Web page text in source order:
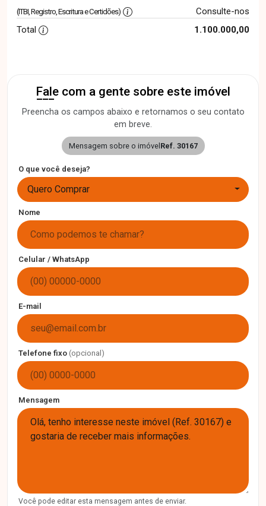
(ITBI, Registro, Escritura e Certidões)
Consulte-nos
Total
1.100.000,00
Fale com a gente sobre este imóvel
Preencha os campos abaixo e retornamos o seu contato
em breve.
Mensagem sobre o imóvelRef. 30167
O que você deseja?
Quero Comprar
Nome
Celular / WhatsApp
E-mail
Telefone fixo (opcional)
Mensagem
Você pode editar esta mensagem antes de enviar.